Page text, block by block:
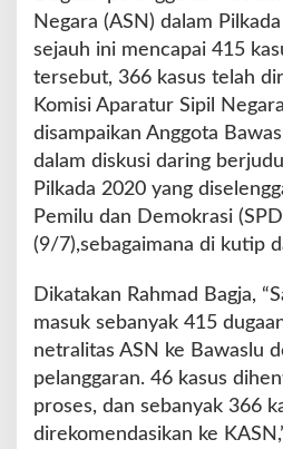
a
r
a
n
P
i
k
a
d
a
e
r
e
n
t
k
2
Negara (ASN) dalam
sejauh ini mencapai 415
tersebut, 366 kasus telah
Komisi Aparatur Sipil
disampaikan Anggota
dalam diskusi daring
Pilkada 2020 yang
Pemilu dan Demokrasi
(9/7),sebagaimana di kutip
Dikatakan Rahmad Bagja,
masuk sebanyak 415
netralitas ASN ke Bawaslu
pelanggaran. 46 kasus
proses, dan sebanyak 366
direkomendasikan ke